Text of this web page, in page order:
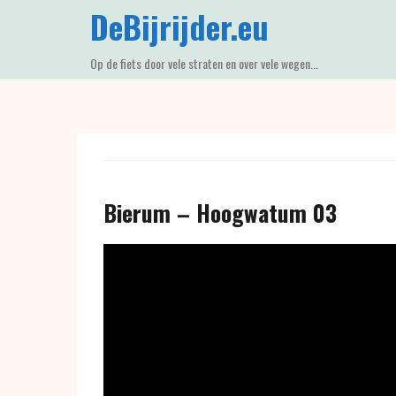
DeBijrijder.eu
Op de fiets door vele straten en over vele wegen...
Bierum – Hoogwatum 03